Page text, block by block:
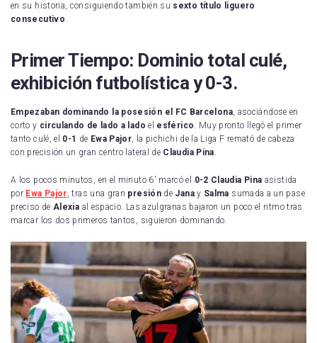
en su historia, consiguiendo también su sexto título liguero
consecutivo.
Primer Tiempo: Dominio total culé,
exhibición futbolística y 0-3.
Empezaban dominando la posesión el FC Barcelona, asociándose en
corto y circulando de lado a lado el esférico. Muy pronto llegó el primer
tanto culé, el 0-1 de Ewa Pajor, la pichichi de la Liga F remató de cabeza
con precisión un gran centro lateral de Claudia Pina.
A los pocos minutos, en el minuto 6′ marcó el 0-2 Claudia Pina asistida
por Ewa Pajor, tras una gran presión de Janay Salma sumada a un pase
preciso de Alexia al espacio. Las azulgranas bajaron un poco el ritmo tras
marcar los dos primeros tantos, siguieron dominando.